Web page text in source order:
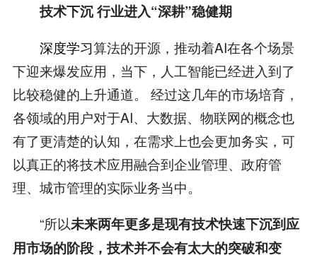
技术下沉 行业进入“深耕”稳健期
深度学习算法的开源，推动着AI在各个场景
下迎来爆发应用，当下，人工智能已经进入到了
比较稳健的上升通道。 经过这几年的市场培育，
各领域的用户对于AI、大数据、物联网的概念也
有了更清楚的认知，在需求上也会更加务实，可
以真正的将技术应用融合到企业管理、政府管
理、城市管理的实际业务当中。
“所以未来两年更多是现有技术快速下沉到应
用市场的阶段，技术并不会有太大的突破和变